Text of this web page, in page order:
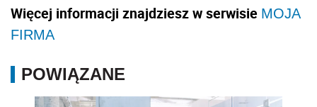
Więcej informacji znajdziesz w serwisie MOJA
FIRMA
POWIĄZANE